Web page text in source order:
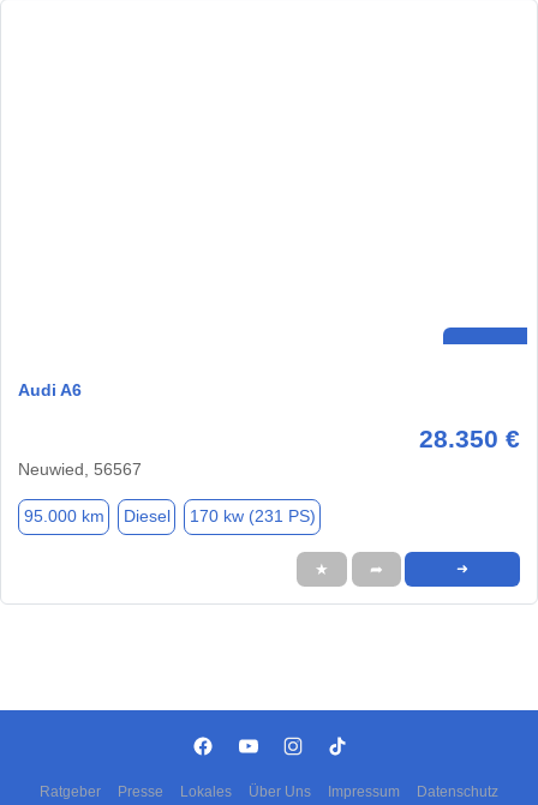
Audi A6
28.350 €
Neuwied, 56567
95.000 km Diesel 170 kw (231 PS)
★ ➦ ➜
Ratgeber Presse Lokales Über Uns Impressum Datenschutz